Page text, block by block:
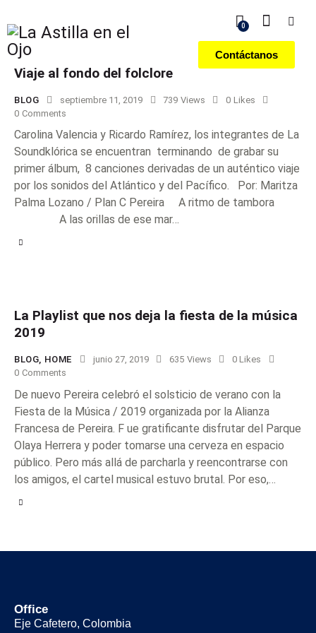
0
Contáctanos
Viaje al fondo del folclore
BLOG septiembre 11, 2019 739 Views 0 Likes
0 Comments
Carolina Valencia y Ricardo Ramírez, los integrantes de La
Soundklórica se encuentran terminando de grabar su
primer álbum, 8 canciones derivadas de un auténtico viaje
por los sonidos del Atlántico y del Pacífico. Por: Maritza
Palma Lozano / Plan C Pereira A ritmo de tambora
A las orillas de ese mar…
La Playlist que nos deja la fiesta de la música
2019
BLOG, HOME junio 27, 2019 635 Views 0 Likes
0 Comments
De nuevo Pereira celebró el solsticio de verano con la
Fiesta de la Música / 2019 organizada por la Alianza
Francesa de Pereira. F ue gratificante disfrutar del Parque
Olaya Herrera y poder tomarse una cerveza en espacio
público. Pero más allá de parcharla y reencontrarse con
los amigos, el cartel musical estuvo brutal. Por eso,…
Office
Eje Cafetero, Colombia